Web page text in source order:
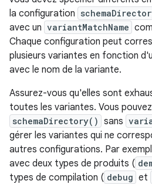
la configuration
avec un variantMatchName
Chaque configuration peut
plusieurs variantes en fonction
avec le nom de la variante.
Assurez-vous qu'elles sont
toutes les variantes. Vous
schemaDirectory() sans
gérer les variantes qui ne
autres configurations. Par
avec deux types de produits (
types de compilation ( debug et